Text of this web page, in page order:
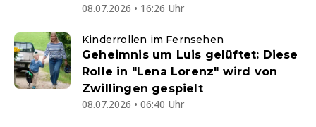
08.07.2026 • 16:26 Uhr
Kinderrollen im Fernsehen
Geheimnis um Luis gelüftet: Diese
Rolle in "Lena Lorenz" wird von
Zwillingen gespielt
08.07.2026 • 06:40 Uhr